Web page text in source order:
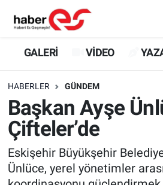
GALERİ VİDEO
HABERLER GÜNDEM
Başkan Ayşe
Çifteler’de
Eskişehir Büyükşehir
Ünlüce, yerel yönetimler
GALERİ
YAZARLAR
GÜNDEM
SİYASET
Eskişehir Nöbetçi Eczaneler
Eskişehir Trafik Yoğunluk
Süper Lig Puan Durumu ve
Tüm Manşetler